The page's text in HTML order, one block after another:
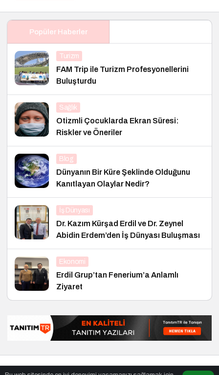
Popüler Haberler
Turizm
FAM Trip ile Turizm Profesyonellerini
Buluşturdu
Sağlık
Otizmli Çocuklarda Ekran Süresi:
Riskler ve Öneriler
Blog
Dünyanın Bir Küre Şeklinde Olduğunu
Kanıtlayan Olaylar Nedir?
İş Dünyası
Dr. Kazım Kürşad Erdil ve Dr. Zeynel
Abidin Erdem’den İş Dünyası Buluşması
Ekonomi
Erdil Grup’tan Fenerium’a Anlamlı
Ziyaret
en iyiler